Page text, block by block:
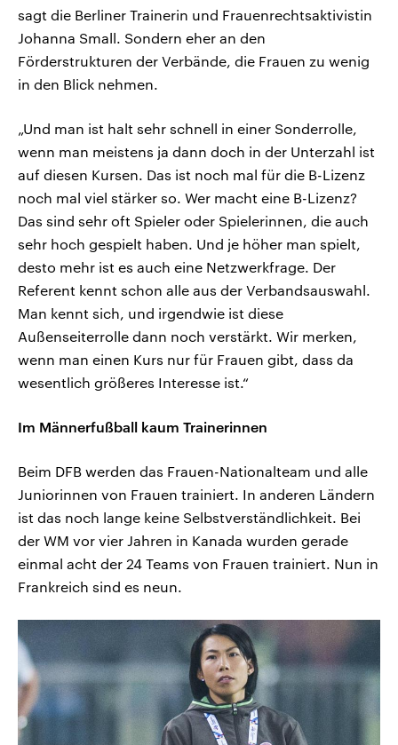
sagt die Berliner Trainerin und Frauenrechtsaktivistin
Johanna Small. Sondern eher an den
Förderstrukturen der Verbände, die Frauen zu wenig
in den Blick nehmen.
„Und man ist halt sehr schnell in einer Sonderrolle,
wenn man meistens ja dann doch in der Unterzahl ist
auf diesen Kursen. Das ist noch mal für die B-Lizenz
noch mal viel stärker so. Wer macht eine B-Lizenz?
Das sind sehr oft Spieler oder Spielerinnen, die auch
sehr hoch gespielt haben. Und je höher man spielt,
desto mehr ist es auch eine Netzwerkfrage. Der
Referent kennt schon alle aus der Verbandsauswahl.
Man kennt sich, und irgendwie ist diese
Außenseiterrolle dann noch verstärkt. Wir merken,
wenn man einen Kurs nur für Frauen gibt, dass da
wesentlich größeres Interesse ist.“
Im Männerfußball kaum Trainerinnen
Beim DFB werden das Frauen-Nationalteam und alle
Juniorinnen von Frauen trainiert. In anderen Ländern
ist das noch lange keine Selbstverständlichkeit. Bei
der WM vor vier Jahren in Kanada wurden gerade
einmal acht der 24 Teams von Frauen trainiert. Nun in
Frankreich sind es neun.